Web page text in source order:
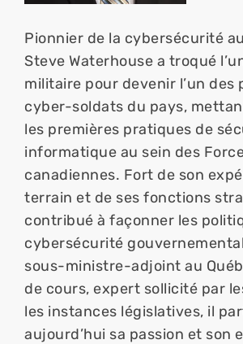
Pionnier de la cybersécurité
Steve Waterhouse a troqué
militaire pour devenir l’un des
cyber-soldats du pays,
les premières pratiques de
informatique au sein des
canadiennes. Fort de son
terrain et de ses fonctions
contribué à façonner les
cybersécurité
sous-ministre-adjoint au
de cours, expert sollicité par
les instances législatives, il
aujourd’hui sa passion et son